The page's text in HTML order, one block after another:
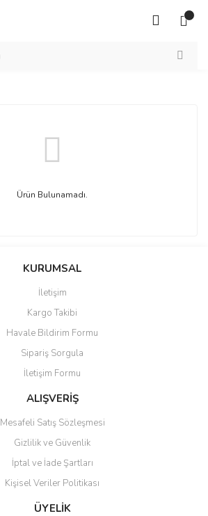
Ürün Bulunamadı.
KURUMSAL
İletişim
Kargo Takibi
Havale Bildirim Formu
Sipariş Sorgula
İletişim Formu
ALIŞVERİŞ
Mesafeli Satış Sözleşmesi
Gizlilik ve Güvenlik
İptal ve İade Şartları
Kişisel Veriler Politikası
ÜYELİK